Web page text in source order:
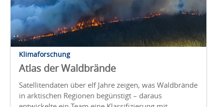
Klimaforschung
Atlas der Waldbrände
Satellitendaten über elf Jahre zeigen, was Waldbrände
in arktischen Regionen begünstigt – daraus